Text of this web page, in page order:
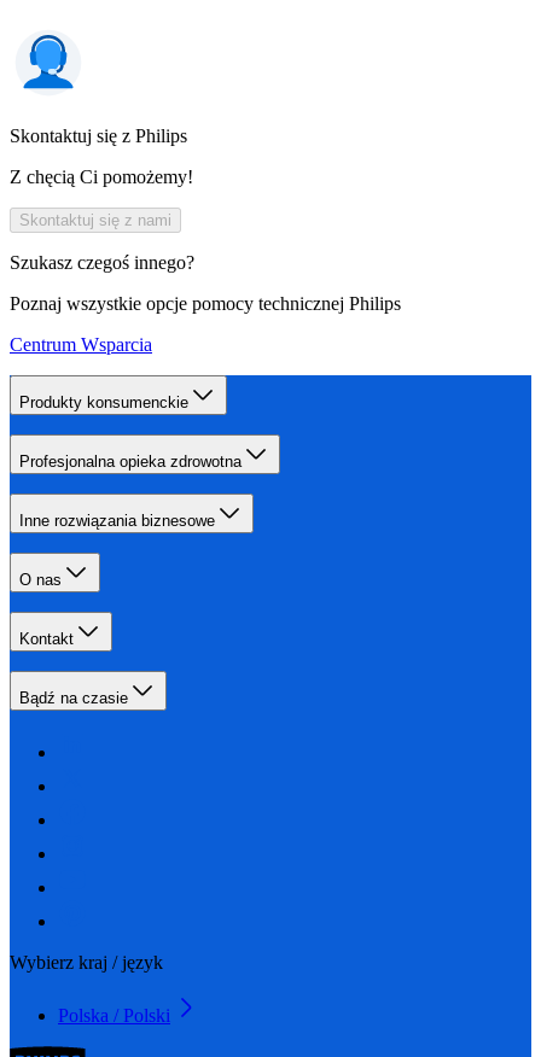
Skontaktuj się z Philips
Z chęcią Ci pomożemy!
Skontaktuj się z nami
Szukasz czegoś innego?
Poznaj wszystkie opcje pomocy technicznej Philips
Centrum Wsparcia
Produkty konsumenckie
Profesjonalna opieka zdrowotna
Inne rozwiązania biznesowe
O nas
Kontakt
Bądź na czasie
Wybierz kraj / język
Polska / Polski